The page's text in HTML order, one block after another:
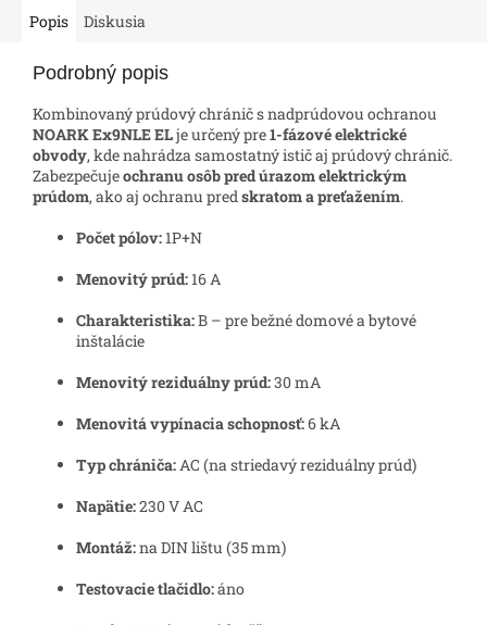
Popis Diskusia
Podrobný popis
Kombinovaný prúdový chránič s nadprúdovou ochranou
NOARK Ex9NLE ELje určený pre1-fázové elektrické
obvody, kde nahrádza samostatný istič aj prúdový chránič.
Zabezpečujeochranu osôb pred úrazom elektrickým
prúdom, ako aj ochranu predskratom a preťažením.
Počet pólov:1P+N
Menovitý prúd:16 A
Charakteristika:B – pre bežné domové a bytové
inštalácie
Menovitý reziduálny prúd:30 mA
Menovitá vypínacia schopnosť:6 kA
Typ chrániča:AC (na striedavý reziduálny prúd)
Napätie:230 V AC
Montáž:na DIN lištu (35 mm)
Testovacie tlačidlo:áno